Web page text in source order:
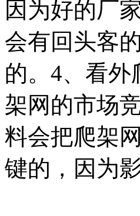
因为好的厂
会有回头客
的。4、看
架网的市场
料会把爬架
键的，因为